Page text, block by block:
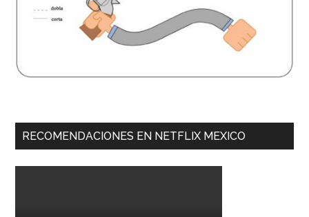
RECOMENDACIONES EN NETFLIX MEXICO